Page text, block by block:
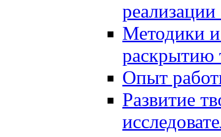
Методики
раскрытию
Опыт
Развитие